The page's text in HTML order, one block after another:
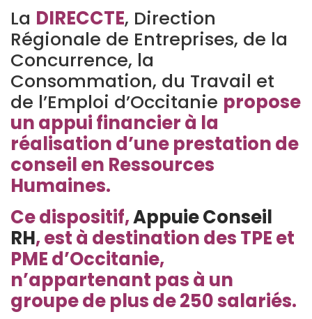
La DIRECCTE, Direction
Régionale de Entreprises, de la
Concurrence, la
Consommation, du Travail et
de l’Emploi d’Occitanie propose
unappui financier à la
réalisation d’une prestation de
conseil en Ressources
Humaines.
Ce dispositif,Appuie Conseil
RH, est à destination des TPE et
PME d’Occitanie,
n’appartenant pas à un
groupe de plus de 250 salariés.